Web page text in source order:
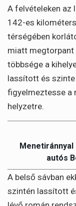
A felvételeken az
142-es
térségében
miatt megtorpant
többsége a
lassított és
figyelmeztesse a
helyzetre.
autós
A belső sávban
szintén lassított